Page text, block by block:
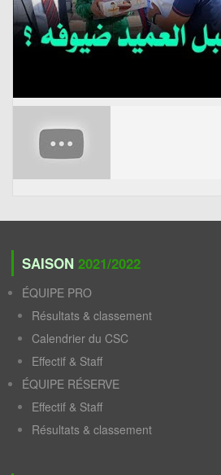
SAISON 2021/2022
ÉQUIPE PRO
Résultats & classement
Calendrier du CSC
Effectif & Staff
ÉQUIPE RÉSERVE
Effectif & Staff
Résultats & classement